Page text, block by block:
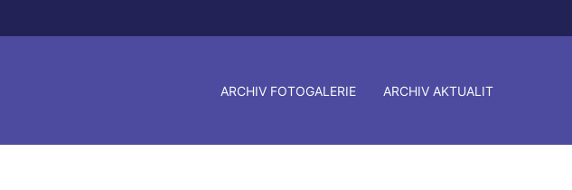
ARCHIV FOTOGALERIE ARCHIV AKTUALIT